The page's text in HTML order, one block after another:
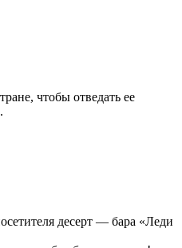
чтобы отведать ее
десерт — бара «Леди